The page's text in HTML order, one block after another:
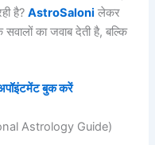
है?AstroSaloni लेकर
का जवाब देती है, बल्कि
बुक करें
Astrology Guide)